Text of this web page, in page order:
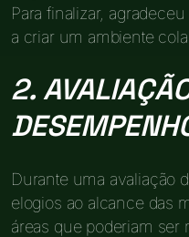
Para finalizar,
a criar um ambiente
2.
Durante uma avaliação
elogios ao alcance das
áreas que poderiam ser